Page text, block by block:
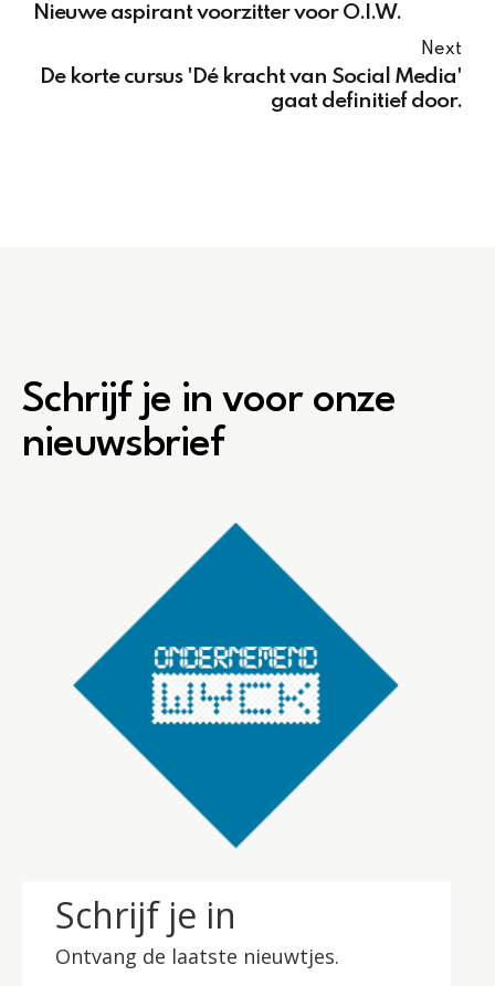
Nieuwe aspirant voorzitter voor O.I.W.
Next
De korte cursus 'Dé kracht van Social Media'
gaat definitief door.
Schrijf je in voor onze
nieuwsbrief
Schrijf je in
Ontvang de laatste nieuwtjes.